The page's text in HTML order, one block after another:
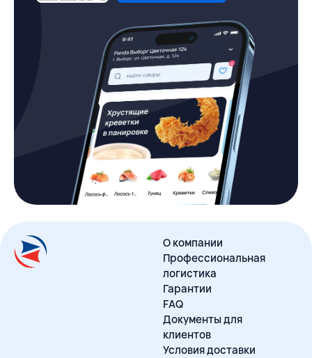
О компании
Профессиональная
логистика
Гарантии
FAQ
Документы для
клиентов
Условия доставки